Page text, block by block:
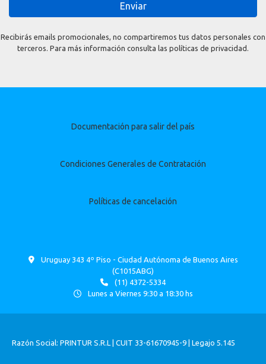
Enviar
Recibirás emails promocionales, no compartiremos tus datos personales con
terceros. Para más información consulta las políticas de privacidad.
Documentación para salir del país
Condiciones Generales de Contratación
Políticas de cancelación
Uruguay 343 4º Piso - Ciudad Autónoma de Buenos Aires
(C1015ABG)
(11) 4372-5334
Lunes a Viernes 9:30 a 18:30 hs
Razón Social: PRINTUR S.R.L | CUIT 33-61670945-9 | Legajo 5.145